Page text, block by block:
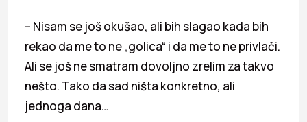
– Nisam se još okušao, ali bih slagao kada bih
rekao da me to ne „golica“ i da me to ne privlači.
Ali se još ne smatram dovoljno zrelim za takvo
nešto. Tako da sad ništa konkretno, ali
jednoga dana…